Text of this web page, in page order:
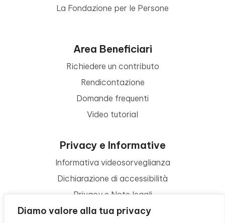
Diamo valore alla tua privacy
La Fondazione per le Persone
Area Beneficiari
Richiedere un contributo
Rendicontazione
Domande frequenti
Video tutorial
Privacy e Informative
Informativa videosorveglianza
Dichiarazione di accessibilità
Privacy e Note legali
Termini di utilizzo